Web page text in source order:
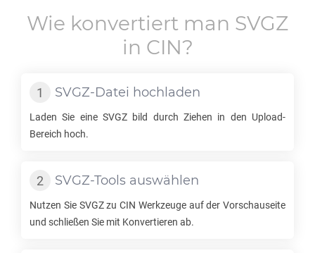
Wie konvertiert man SVGZ
in CIN?
SVGZ-Datei hochladen
Laden Sie eine SVGZ bild durch Ziehen in den Upload-
Bereich hoch.
SVGZ-Tools auswählen
Nutzen Sie SVGZzu CIN Werkzeuge auf der Vorschauseite
und schließen Sie mit Konvertieren ab.